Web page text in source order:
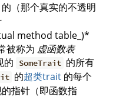
的（那个真实的不透明
method table_)*
被称为 虚函数表
的 SomeTrait 的所有
的超类trait的每个
指针（即函数指